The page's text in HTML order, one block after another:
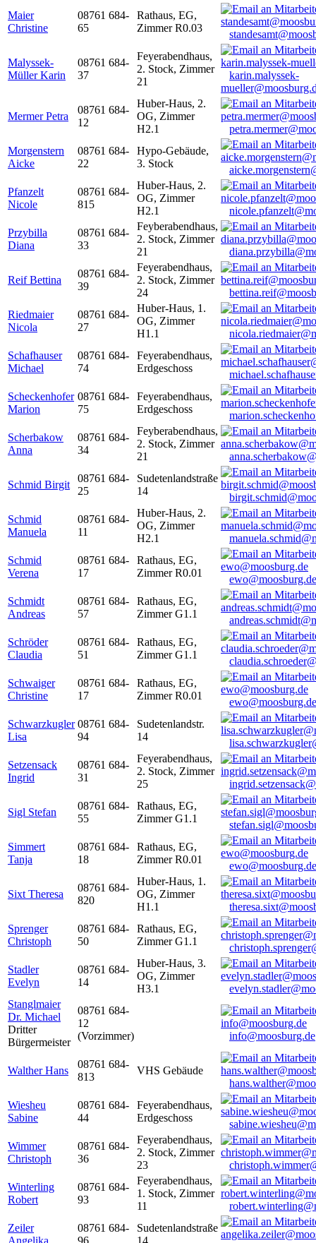
Maier
Christine
08761 684-
65
Rathaus, EG,
Zimmer R0.03
Malyssek-
Müller Karin
08761 684-
37
Feyerabendhaus,
2. Stock, Zimmer
21
karin.malyssek-
Mermer Petra
08761 684-
12
Huber-Haus, 2.
OG, Zimmer
H2.1
Morgenstern
Aicke
08761 684-
22
Hypo-Gebäude,
3. Stock
Pfanzelt
Nicole
08761 684-
815
Huber-Haus, 2.
OG, Zimmer
H2.1
Przybilla
Diana
08761 684-
33
Feyberabendhaus,
2. Stock, Zimmer
21
Reif Bettina
08761 684-
39
Feyerabendhaus,
2. Stock, Zimmer
24
Riedmaier
Nicola
08761 684-
27
Huber-Haus, 1.
OG, Zimmer
H1.1
Schafhauser
Michael
08761 684-
74
Feyerabendhaus,
Erdgeschoss
Scheckenhofer
Marion
08761 684-
75
Feyerabendhaus,
Erdgeschoss
Scherbakow
Anna
08761 684-
34
Feyberabendhaus,
2. Stock, Zimmer
21
Schmid Birgit
08761 684-
25
Sudetenlandstraße
14
Schmid
Manuela
08761 684-
11
Huber-Haus, 2.
OG, Zimmer
H2.1
Schmid
Verena
08761 684-
17
Rathaus, EG,
Zimmer R0.01
ewo@moosburg.de
Schmidt
Andreas
08761 684-
57
Rathaus, EG,
Zimmer G1.1
Schröder
Claudia
08761 684-
51
Rathaus, EG,
Zimmer G1.1
Schwaiger
Christine
08761 684-
17
Rathaus, EG,
Zimmer R0.01
ewo@moosburg.de
Schwarzkugler
Lisa
08761 684-
94
Sudetenlandstr.
14
Setzensack
Ingrid
08761 684-
31
Feyerabendhaus,
2. Stock, Zimmer
25
Sigl Stefan
08761 684-
55
Rathaus, EG,
Zimmer G1.1
Simmert
Tanja
08761 684-
18
Rathaus, EG,
Zimmer R0.01
ewo@moosburg.de
Sixt Theresa
08761 684-
820
Huber-Haus, 1.
OG, Zimmer
H1.1
Sprenger
Christoph
08761 684-
50
Rathaus, EG,
Zimmer G1.1
Stadler
Evelyn
08761 684-
14
Huber-Haus, 3.
OG, Zimmer
H3.1
Stanglmaier
Dr. Michael
Dritter
Bürgermeister
08761 684-
12
(Vorzimmer)
info@moosburg.de
Walther Hans
08761 684-
813
VHS Gebäude
Wiesheu
Sabine
08761 684-
44
Feyerabendhaus,
Erdgeschoss
Wimmer
Christoph
08761 684-
36
Feyerabendhaus,
2. Stock, Zimmer
23
Winterling
Robert
08761 684-
93
Feyerabendhaus,
1. Stock, Zimmer
11
Zeiler
Angelika
08761 684-
96
Sudetenlandstraße
14